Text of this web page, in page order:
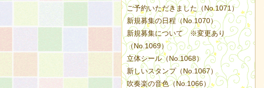
ご予約いただきました（No.1071）
新規募集の日程（No.1070）
新規募集について ※変更あり
（No.1069）
立体シール（No.1068）
新しいスタンプ（No.1067）
吹奏楽の音色（No.1066）